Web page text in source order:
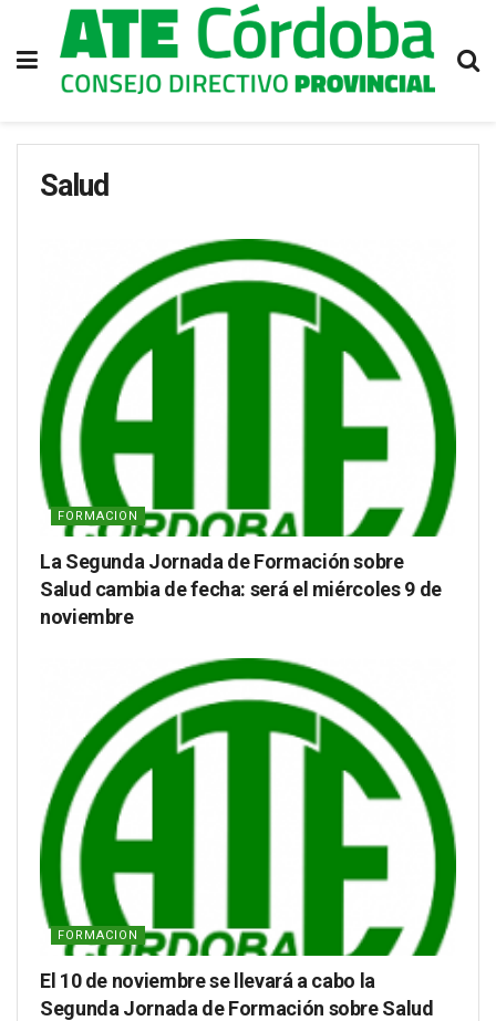
Salud
FORMACION
La Segunda Jornada de Formación sobre
Salud cambia de fecha: será el miércoles 9 de
noviembre
FORMACION
El 10 de noviembre se llevará a cabo la
Segunda Jornada de Formación sobre Salud